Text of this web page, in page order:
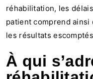
réhabilitation, les
patient comprend
les résultats escomptés
À qui